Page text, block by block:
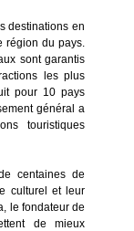
destinations en
région du pays.
sont garantis
les plus
pour 10 pays
général a
touristiques
centaines de
culturel et leur
le fondateur de
de mieux